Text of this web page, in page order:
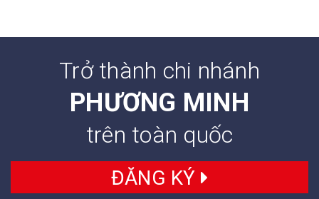
Trở thành chi nhánh
PHƯƠNG MINH
trên toàn quốc
ĐĂNG KÝ